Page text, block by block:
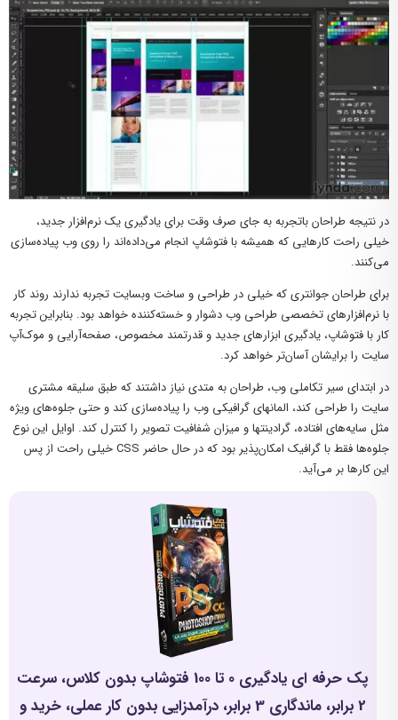
در نتیجه طراحان باتجربه به جای صرف وقت برای یادگیری یک نرم‌افزار جدید،
خیلی راحت کارهایی که همیشه با فتوشاپ انجام می‌داده‌اند را روی وب پیاده‌سازی
می‌کنند.
برای طراحان جوانتری که خیلی در طراحی و ساخت وبسایت تجربه ندارند روند کار
با نرم‌افزارهای تخصصی طراحی وب دشوار و خسته‌کننده خواهد بود. بنابراین تجربه
کار با فتوشاپ، یادگیری ابزارهای جدید و قدرتمند مخصوص، صفحه‌آرایی و موک‌آپ
سایت را برایشان آسان‌تر خواهد کرد.
در ابتدای سیر تکاملی وب، طراحان به متدی نیاز داشتند که طبق سلیقه مشتری
سایت را طراحی کند، المانهای گرافیکی وب را پیاده‌سازی کند و حتی جلوه‌های ویژه
مثل سایه‌های افتاده، گرادینتها و میزان شفافیت تصویر را کنترل کند. اوایل این نوع
جلوه‌ها فقط با گرافیک امکان‌پذیر بود که در حال حاضر CSS ‌خیلی راحت از پس
این کارها بر می‌آید.
پک حرفه ای یادگیری 0 تا 100 فتوشاپ بدون کلاس، سرعت
2 برابر، ماندگاری 3 برابر، درآمدزایی بدون کار عملی، خرید و